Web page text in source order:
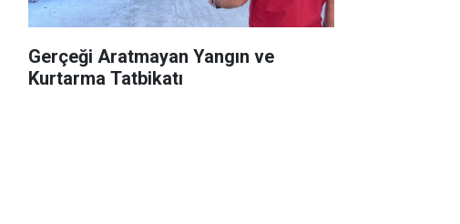
Gerçeği Aratmayan Yangın ve
Kurtarma Tatbikatı